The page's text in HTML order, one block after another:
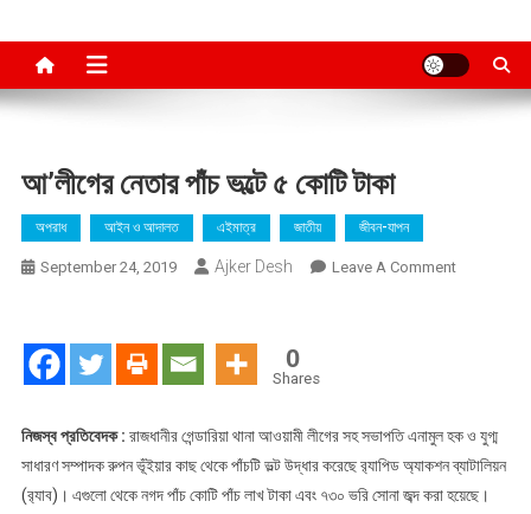
আ’লীগের নেতার পাঁচ ভল্টে ৫ কোটি টাকা
অপরাধ আইন ও আদালত এইমাত্র জাতীয় জীবন-যাপন
September 24, 2019 Ajker Desh Leave A CommentOn
কোটি
টাকা
0
Shares
নিজস্ব প্রতিবেদক : রাজধানীর গেন্ডারিয়া থানা আওয়ামী লীগের সহ সভাপতি এনামুল হক ও যুগ্ম
সাধারণ সম্পাদক রুপন ভূঁইয়ার কাছ থেকে পাঁচটি ভল্ট উদ্ধার করেছে র‌্যাপিড অ্যাকশন ব্যাটালিয়ন
(র‌্যাব)। এগুলো থেকে নগদ পাঁচ কোটি পাঁচ লাখ টাকা এবং ৭৩০ ভরি সোনা জব্দ করা হয়েছে।